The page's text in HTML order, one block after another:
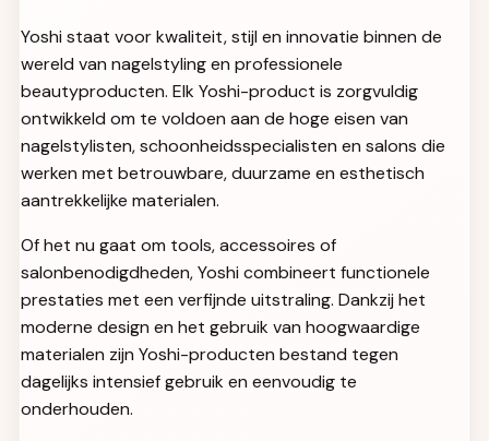
Yoshi staat voor kwaliteit, stijl en innovatie binnen de
wereld van nagelstyling en professionele
beautyproducten. Elk Yoshi-product is zorgvuldig
ontwikkeld om te voldoen aan de hoge eisen van
nagelstylisten, schoonheidsspecialisten en salons die
werken met betrouwbare, duurzame en esthetisch
aantrekkelijke materialen.
Of het nu gaat om tools, accessoires of
salonbenodigdheden, Yoshi combineert functionele
prestaties met een verfijnde uitstraling. Dankzij het
moderne design en het gebruik van hoogwaardige
materialen zijn Yoshi-producten bestand tegen
dagelijks intensief gebruik en eenvoudig te
onderhouden.